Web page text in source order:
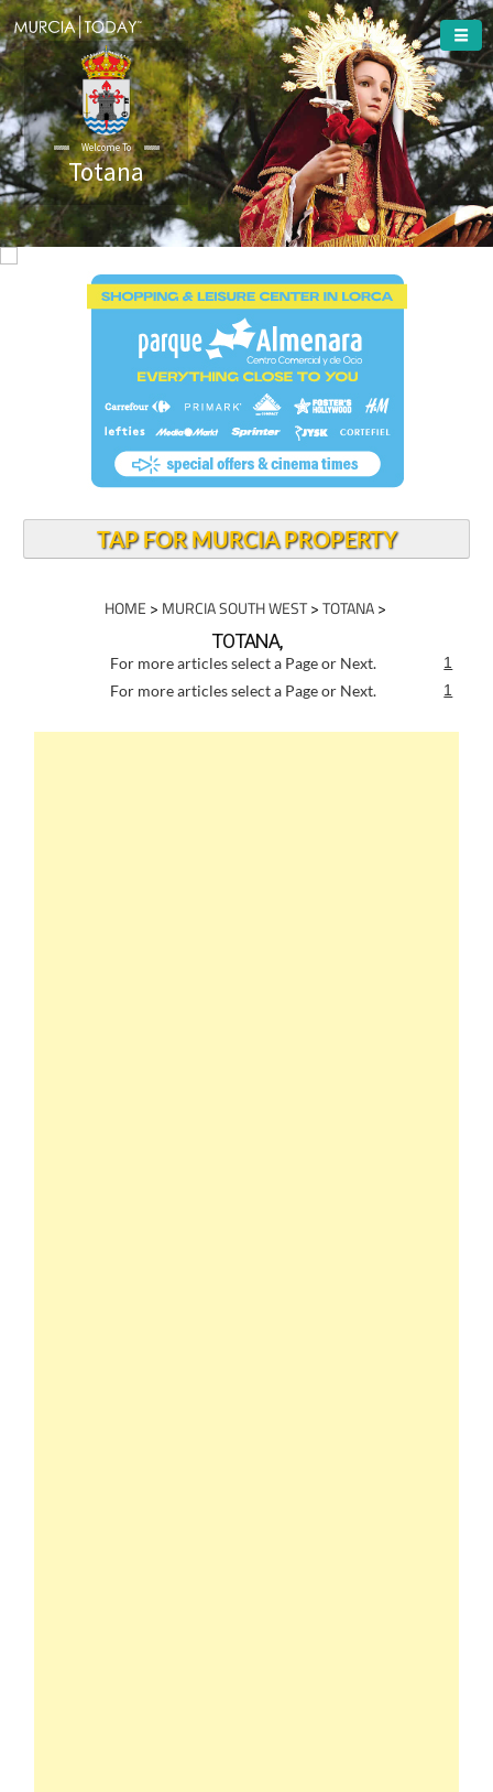
Welcome To
Totana
TAP FOR MURCIA PROPERTY
HOME > MURCIA SOUTH WEST>TOTANA>
TOTANA,
For more articles select a Page or Next. 1
For more articles select a Page or Next. 1